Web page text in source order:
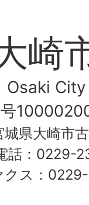
崎
Osaki City
県大崎市
話：0229-
クス：